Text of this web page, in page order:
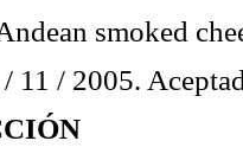
smoked
11 / 2005.